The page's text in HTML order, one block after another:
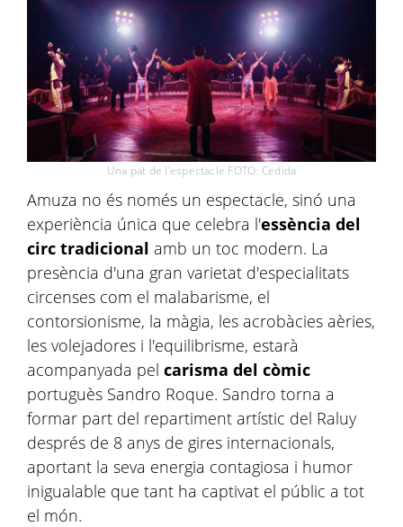
Una pat de l'espectacle FOTO: Cedida
Amuza no és només un espectacle, sinó una
experiència única que celebra l'essència del
circ tradicional amb un toc modern. La
presència d'una gran varietat d'especialitats
circenses com el malabarisme, el
contorsionisme, la màgia, les acrobàcies aèries,
les volejadores i l'equilibrisme, estarà
acompanyada pel carisma del còmic
portuguès Sandro Roque. Sandro torna a
formar part del repartiment artístic del Raluy
després de 8 anys de gires internacionals,
aportant la seva energia contagiosa i humor
inigualable que tant ha captivat el públic a tot
el món.